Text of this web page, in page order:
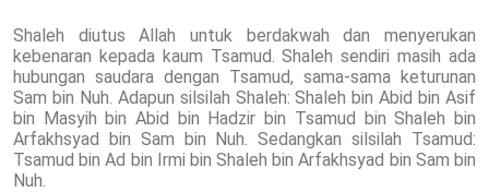
Shaleh diutus Allah untuk berdakwah dan menyerukan
kebenaran kepada kaum Tsamud. Shaleh sendiri masih ada
hubungan saudara dengan Tsamud, sama-sama keturunan
Sam bin Nuh. Adapun silsilah Shaleh: Shaleh bin Abid bin Asif
bin Masyih bin Abid bin Hadzir bin Tsamud bin Shaleh bin
Arfakhsyad bin Sam bin Nuh. Sedangkan silsilah Tsamud:
Tsamud bin Ad bin Irmi bin Shaleh bin Arfakhsyad bin Sam bin
Nuh.